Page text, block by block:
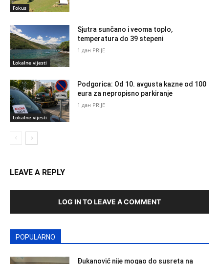
Fokus
Lokalne vijesti
Sjutra sunčano i veoma toplo,
temperatura do 39 stepeni
1 дан PRIJE
Lokalne vijesti
Podgorica: Od 10. avgusta kazne od 100
eura za nepropisno parkiranje
1 дан PRIJE
LEAVE A REPLY
LOG IN TO LEAVE A COMMENT
POPULARNO
Đukanović nije mogao do susreta na